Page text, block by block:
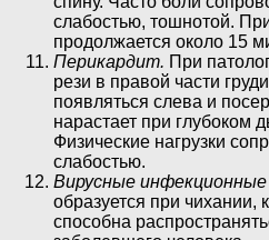
слабостью, тошнотой.
продолжается около 15
Перикардит. При
рези в правой части
появляться слева и
нарастает при глубоком
Физические нагрузки
слабостью.
Вирусные инфекционные
образуется при чихании,
способна